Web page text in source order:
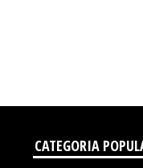
CATEGORIA